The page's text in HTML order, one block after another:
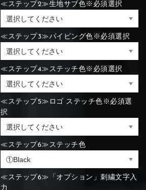
≪ステップ2≫生地サブ色※必須選択
≪ステップ3≫パイピング色※必須選択
≪ステップ4≫ステッチ色※必須選択
≪ステップ5≫ロゴ ステッチ色※必須選
択
≪ステップ6≫ステッチ色
≪ステップ6≫「オプション」刺繍文字入
力